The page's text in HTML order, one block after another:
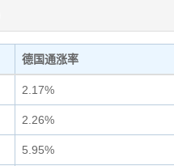
德国通涨率
2.17%
2.26%
5.95%